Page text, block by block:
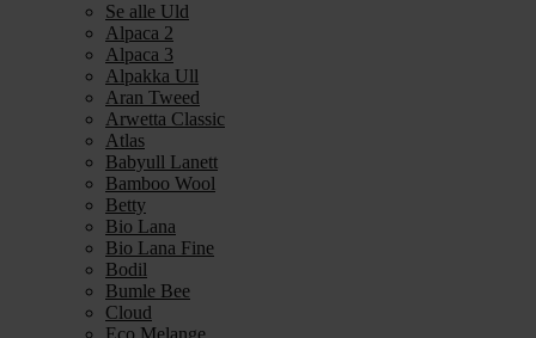
Se alle Uld
Alpaca 2
Alpaca 3
Alpakka Ull
Aran Tweed
Arwetta Classic
Atlas
Babyull Lanett
Bamboo Wool
Betty
Bio Lana
Bio Lana Fine
Bodil
Bumle Bee
Cloud
Eco Melange